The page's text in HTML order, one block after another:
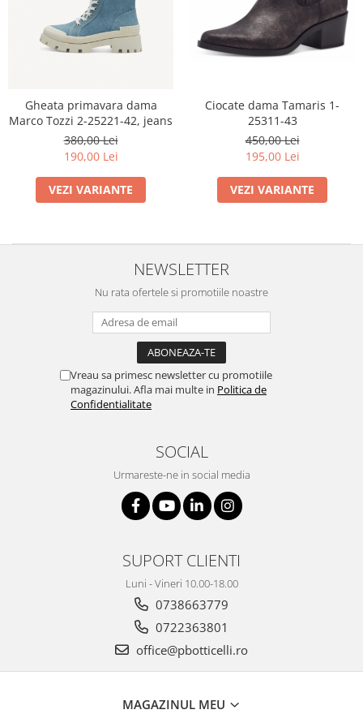
MOCASINI SI BALERINI
PANTOFI CASUAL
SANDALE
BOTINE SI GHETE
CIZME
PALARII
CASUAL
PAPUCI, SABOTI
BOTINE SI GHETE
BOCANCI
ELEGANT
NIKKY BY NICOLE
TAMARIS
Gheata primavara dama
Marco Tozzi 2-25221-42, jeans
380,00 Lei
190,00 Lei
VEZI VARIANTE
Ciocate dama Tamaris 1-
25311-43
450,00 Lei
195,00 Lei
VEZI VARIANTE
NEWSLETTER
Nu rata ofertele si promotiile noastre
Vreau sa primesc newsletter cu promotiile
magazinului. Afla mai multe in Politica de
Confidentialitate
SOCIAL
Urmareste-ne in social media
SUPORT CLIENTI
Luni - Vineri 10.00-18.00
0738663779
0722363801
office@pbotticelli.ro
MAGAZINUL MEU